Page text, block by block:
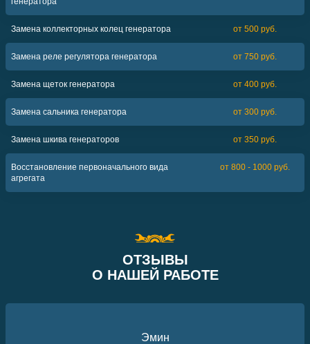
Замена коллекторных колец генератора от 500 руб.
Замена реле регулятора генератора от 750 руб.
Замена щеток генератора от 400 руб.
Замена сальника генератора от 300 руб.
Замена шкива генераторов от 350 руб.
Восстановление первоначального вида
агрегата
от 800 - 1000 руб.
ОТЗЫВЫ
О НАШЕЙ РАБОТЕ
Эмин